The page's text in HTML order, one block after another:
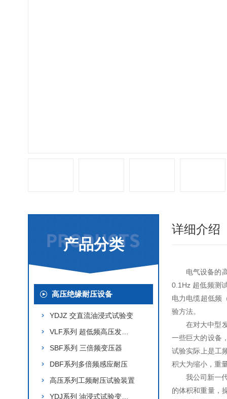
产品分类
高压绝缘耐压设备
YDJZ 交直流油浸式试验变
SBF系列 三倍频变压器
DBF系列多倍频感应耐压
高压系列工频耐压试验装置
详细介绍
电气设备的
0.1Hz 超低频测
电力电缆超低频
验方法。
在对大中型
一些巨大的设备
试验实际上是工
积大为缩小，重
我公司新一
的体积和重量，